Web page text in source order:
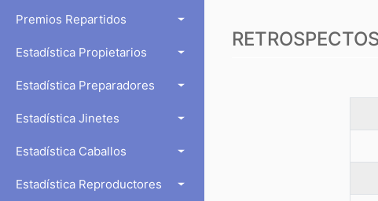
Premios Repartidos
Estadística Propietarios
Estadística Preparadores
Estadística Jinetes
Estadística Caballos
Estadística Reproductores